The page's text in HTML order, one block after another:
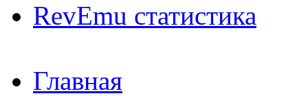
RevEmu статистика
Главная